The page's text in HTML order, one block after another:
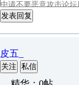
发表回复
皮五_
关注 私信